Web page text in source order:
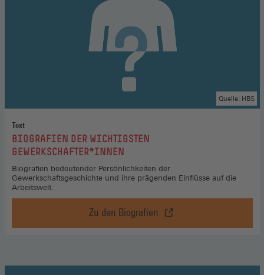
Text
:BIOGRAFIEN DER WICHTIGSTEN
GEWERKSCHAFTER*INNEN
Quelle: HBS
Biografien bedeutender Persönlichkeiten der
Gewerkschaftsgeschichte und ihre prägenden Einflüsse auf die
Arbeitswelt.
Zu den Biografien
Biografien
der
Zu